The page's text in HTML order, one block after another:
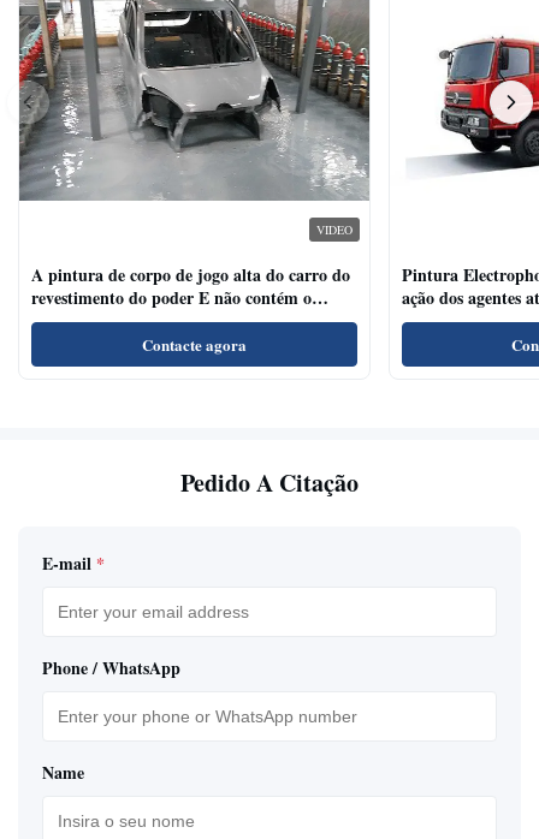
VIDEO
A pintura de corpo de jogo alta do carro do
revestimento do poder E não contém o
metal pesado
Contacte agora
Pintura
ação dos agentes
para veículos
Pedido A Citação
E-mail *
Phone / WhatsApp
Name